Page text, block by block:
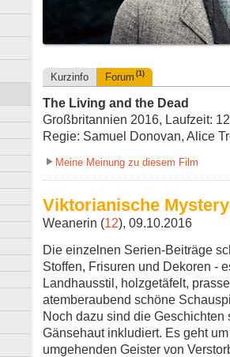
Kurzinfo Forum (1)
The Living and the Dead
Großbritannien 2016, Laufzeit:
Regie: Samuel Donovan, Alice
Meine Meinung zu diesem Film
Viktorianische
Weanerin (12), 09.10.2016
Die einzelnen Serien-Beiträge
Stoffen, Frisuren und Dekoren -
Landhausstil, holzgetäfelt,
atemberaubend schöne
Noch dazu sind die
Gänsehaut inkludiert. Es geht
umgehenden Geister von